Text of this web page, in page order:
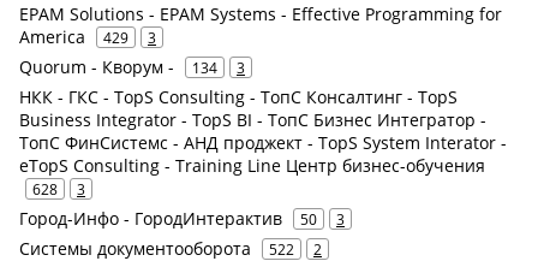
EPAM Solutions - EPAM Systems - Effective Programming for
America
429 3
Quorum - Кворум - 134 3
НКК - ГКС - TopS Consulting - ТопС Консалтинг - TopS
Business Integrator - TopS BI - ТопС Бизнес Интегратор -
ТопС ФинСистемс - АНД проджект - TopS System Interator -
eTopS Consulting - Training Line Центр бизнес-обучения
628 3
Город-Инфо - ГородИнтерактив 50 3
Системы документооборота 522 2